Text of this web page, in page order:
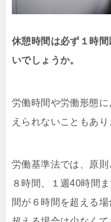
休憩時間は必ず１時
いでしょうか。
労働時間や労働形態
えられないこともあり
労働基準法では、原
８時間、１週40時間
間が６時間を超える